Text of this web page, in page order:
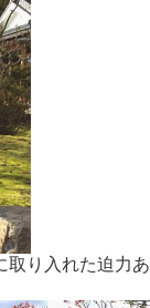
取り入れた迫力あ